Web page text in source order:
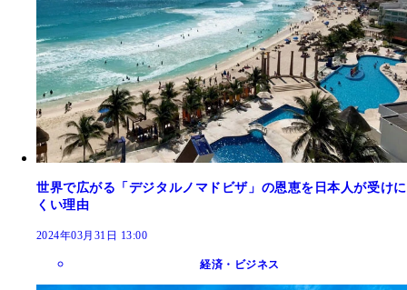
世界で広がる「デジタルノマドビザ」の恩恵を日本人が受けに
くい理由
2024年03月31日 13:00
経済・ビジネス